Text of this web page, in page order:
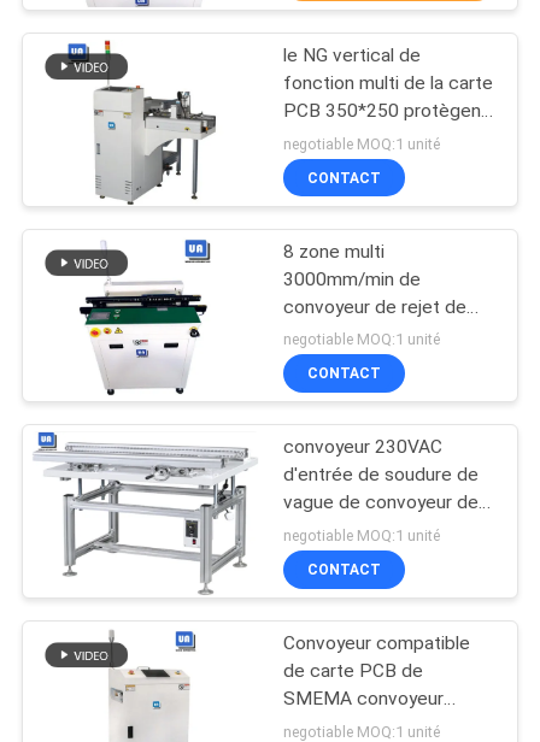
CONTRÔLE
QUALITÉ
CONTACTEZ-
NOUS
NOUVELLES
DEMANDEZ
UNE
CITATION
PLAN
machine de soudure
de vague
45
Four de ré-
écoulement de SMT
Imprimante de pâte
de soudure
13
le NG vertical de
fonction multi de la carte
PCB 350*250 protègent
le mode de PASSAGE de
fifo LIFO
negotiable MOQ:1 unité
CONTACT
8 zone multi
3000mm/min de
convoyeur de rejet de
carte PCB de la capacité
SMD de PCs
negotiable MOQ:1 unité
CONTACT
convoyeur 230VAC
d'entrée de soudure de
vague de convoyeur de
carte PCB d'épaisseur
de 100W 0.6mm
negotiable MOQ:1 unité
CONTACT
Convoyeur compatible
de carte PCB de
SMEMA convoyeur
180KG de tour de carte
negotiable MOQ:1 unité